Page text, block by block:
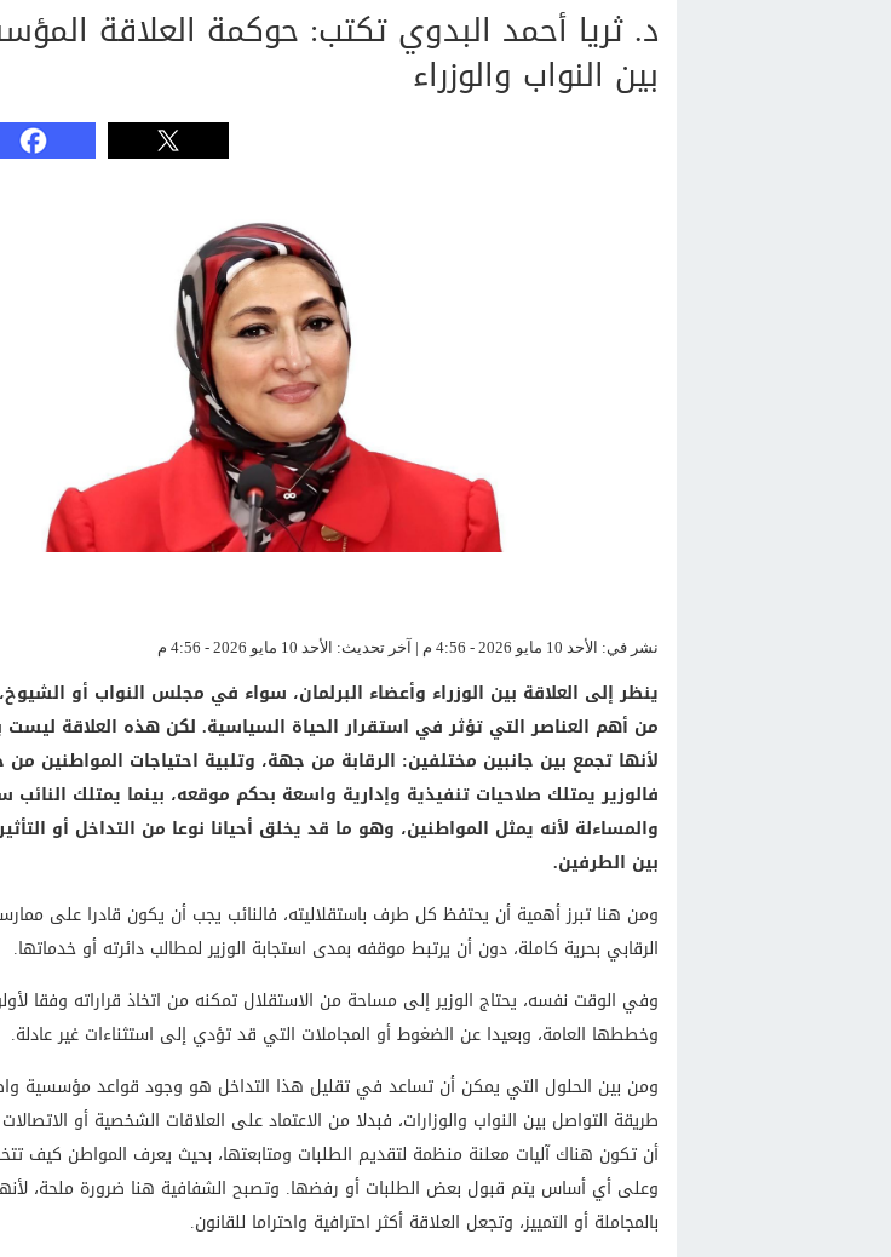
د. ثريا أحمد البدوي تكتب: حوكمة العلاقة
بين النواب والوزراء
نشر في: الأحد 10 مايو 2026 - 4:56 م | آخر تحديث: الأحد 10 مايو 2026 - 4:56 م
ينظر إلى العلاقة بين الوزراء وأعضاء البرلمان، سواء في مجلس النواب أو الشيوخ،
من أهم العناصر التي تؤثر في استقرار الحياة السياسية. لكن هذه العلاقة
لأنها تجمع بين جانبين مختلفين: الرقابة من جهة، وتلبية احتياجات المواطنين
فالوزير يمتلك صلاحيات تنفيذية وإدارية واسعة بحكم موقعه، بينما يمتلك النائب
والمساءلة لأنه يمثل المواطنين، وهو ما قد يخلق أحيانا نوعا من التداخل أو
بين الطرفين.
ومن هنا تبرز أهمية أن يحتفظ كل طرف باستقلاليته، فالنائب يجب أن يكون قادرا على
الرقابي بحرية كاملة، دون أن يرتبط موقفه بمدى استجابة الوزير لمطالب دائرته أو خدماتها.
وفي الوقت نفسه، يحتاج الوزير إلى مساحة من الاستقلال تمكنه من اتخاذ قراراته وفقا
وخططها العامة، وبعيدا عن الضغوط أو المجاملات التي قد تؤدي إلى استثناءات غير عادلة.
ومن بين الحلول التي يمكن أن تساعد في تقليل هذا التداخل هو وجود قواعد مؤسسية
طريقة التواصل بين النواب والوزارات، فبدلا من الاعتماد على العلاقات الشخصية أو
أن تكون هناك آليات معلنة منظمة لتقديم الطلبات ومتابعتها، بحيث يعرف المواطن كيف
وعلى أي أساس يتم قبول بعض الطلبات أو رفضها. وتصبح الشفافية هنا ضرورة ملحة،
بالمجاملة أو التمييز، وتجعل العلاقة أكثر احترافية واحتراما للقانون.